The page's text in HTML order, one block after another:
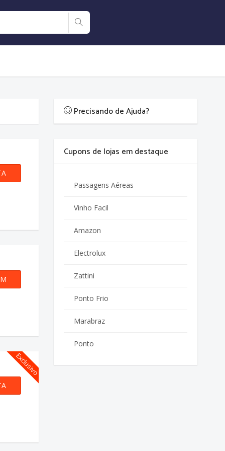
Exclusivo
Precisando de Ajuda?
Cupons de lojas em destaque
Passagens Aéreas
Vinho Facil
Amazon
Electrolux
Zattini
Ponto Frio
Marabraz
Ponto